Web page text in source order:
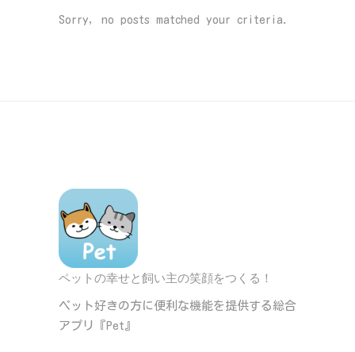
Sorry, no posts matched your criteria.
ペットの幸せと飼い主の笑顔をつくる！
ペット好きの方に便利な機能を提供する総合
アプリ『Pet』